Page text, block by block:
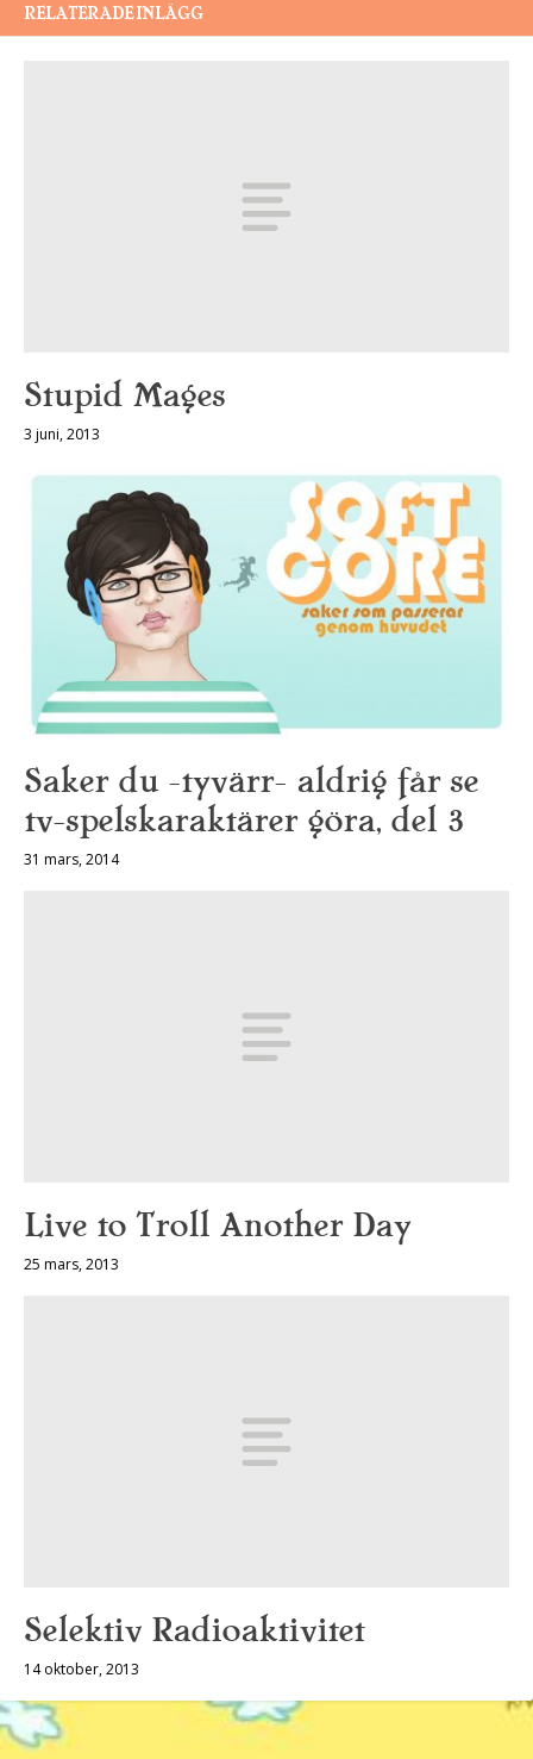
RELATERADE INLÄGG
Stupid Mages
3 juni, 2013
Saker du -tyvärr- aldrig får se
tv-spelskaraktärer göra, del 3
31 mars, 2014
Live to Troll Another Day
25 mars, 2013
Selektiv Radioaktivitet
14 oktober, 2013